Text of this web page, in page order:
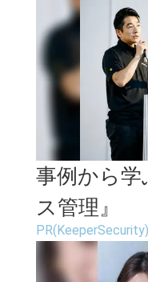
事例から学
ス管理』
PR(KeeperSecurity)